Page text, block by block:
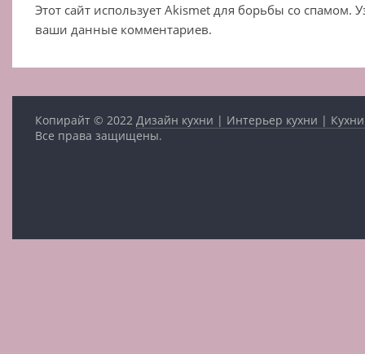
Этот сайт использует Akismet для борьбы со спамом.
ваши данные комментариев.
Копирайт © 2022Дизайн кухни | Интерьер кухни |
Все права защищены.